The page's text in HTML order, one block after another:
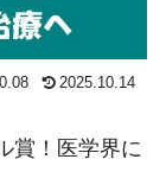
2025.10.14
賞！医学界に